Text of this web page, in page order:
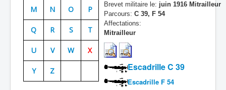
Doctrines
Batailles
Les As
Cahiers des As
M N O P
Q R S T
U V W X
Y Z
Brevet militaire le: juin 1916 Mitrailleur
Parcours: C 39, F 54
Affectations:
Mitrailleur
Escadrille C 39
Escadrille F 54